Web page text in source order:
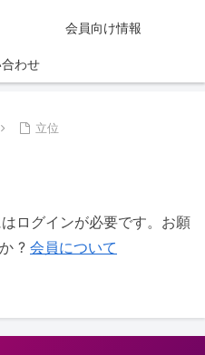
2022
会員向け情報
わせ
立位
ログインが必要です。お願
? 会員について